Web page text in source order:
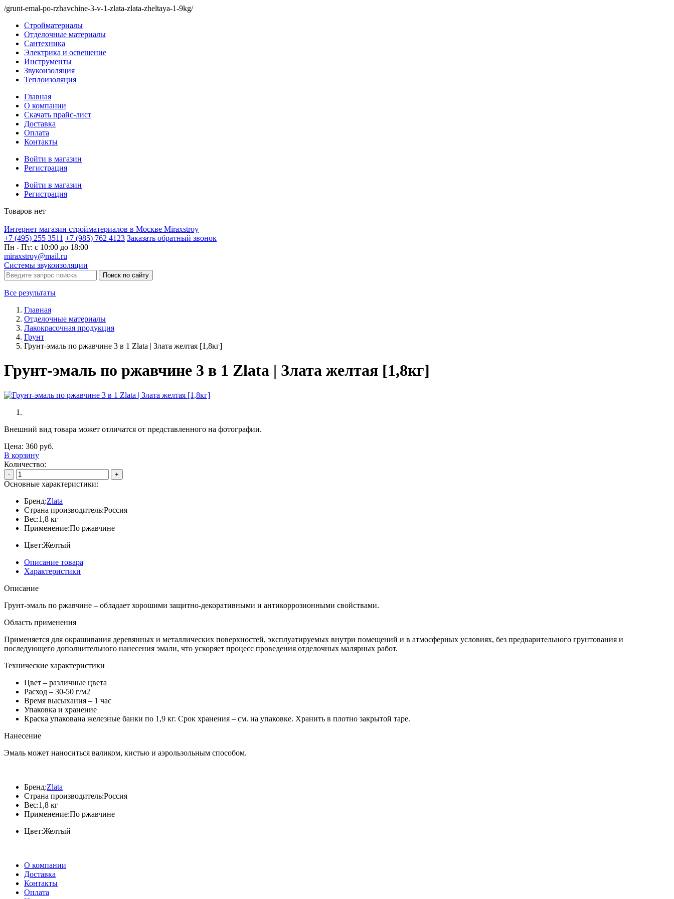
/grunt-emal-po-rzhavchine-3-v-1-zlata-zlata-zheltaya-1-9kg/
Стройматериалы
Отделочные материалы
Сантехника
Электрика и освещение
Инструменты
Звукоизоляция
Теплоизоляция
Главная
О компании
Скачать прайс-лист
Доставка
Оплата
Контакты
Войти в магазин
Регистрация
Войти в магазин
Регистрация
Товаров нет
Интернет магазин стройматериалов в Москве Miraxstroy
+7 (495) 255 3511 +7 (985) 762 4123 Заказать обратный звонок
Пн - Пт: с 10:00 до 18:00
miraxstroy@mail.ru
Системы звукоизоляции
Поиск по сайту
Все результаты
Главная
Отделочные материалы
Лакокрасочная продукция
Грунт
Грунт-эмаль по ржавчине 3 в 1 Zlata | Злата желтая [1,8кг]
Грунт-эмаль по ржавчине 3 в 1 Zlata | Злата желтая [1,8кг]
Внешний вид товара может отличатся от представленного на фотографии.
Цена: 360 руб.
В корзину
Количество:
- +
Основные характеристики:
Бренд:Zlata
Страна производитель:Россия
Вес:1,8 кг
Применение:По ржавчине
Цвет:Желтый
Описание товара
Характеристики
Описание
Грунт-эмаль по ржавчине – обладает хорошими защитно-декоративными и антикоррозионными свойствами.
Область применения
Применяется для окрашивания деревянных и металлических поверхностей, эксплуатируемых внутри помещений и в атмосферных условиях, без предварительного грунтования и
последующего дополнительного нанесения эмали, что ускоряет процесс проведения отделочных малярных работ.
Технические характеристики
Цвет – различные цвета
Расход – 30-50 г/м2
Время высыхания – 1 час
Упаковка и хранение
Краска упакована железные банки по 1,9 кг. Срок хранения – см. на упаковке. Хранить в плотно закрытой таре.
Нанесение
Эмаль может наноситься валиком, кистью и аэрользольным способом.
Бренд:Zlata
Страна производитель:Россия
Вес:1,8 кг
Применение:По ржавчине
Цвет:Желтый
О компании
Доставка
Контакты
Оплата